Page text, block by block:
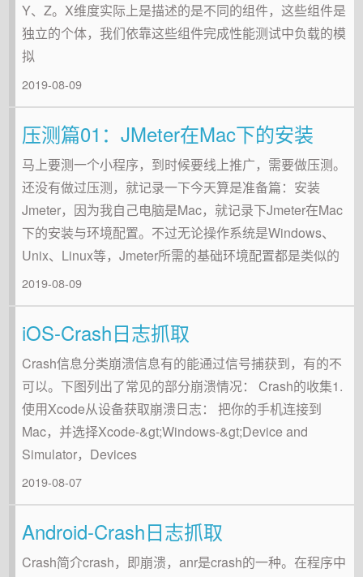
Y、Z。X维度实际上是描述的是不同的组件，这些组件是
独立的个体，我们依靠这些组件完成性能测试中负载的模
拟
2019-08-09
压测篇01：JMeter在Mac下的安装
马上要测一个小程序，到时候要线上推广，需要做压测。
还没有做过压测，就记录一下今天算是准备篇：安装
Jmeter，因为我自己电脑是Mac，就记录下Jmeter在Mac
下的安装与环境配置。不过无论操作系统是Windows、
Unix、Linux等，Jmeter所需的基础环境配置都是类似的
2019-08-09
iOS-Crash日志抓取
Crash信息分类崩溃信息有的能通过信号捕获到，有的不
可以。下图列出了常见的部分崩溃情况： Crash的收集1.
使用Xcode从设备获取崩溃日志： 把你的手机连接到
Mac，并选择Xcode-&gt;Windows-&gt;Device and
Simulator，Devices
2019-08-07
Android-Crash日志抓取
Crash简介crash，即崩溃，anr是crash的一种。在程序中